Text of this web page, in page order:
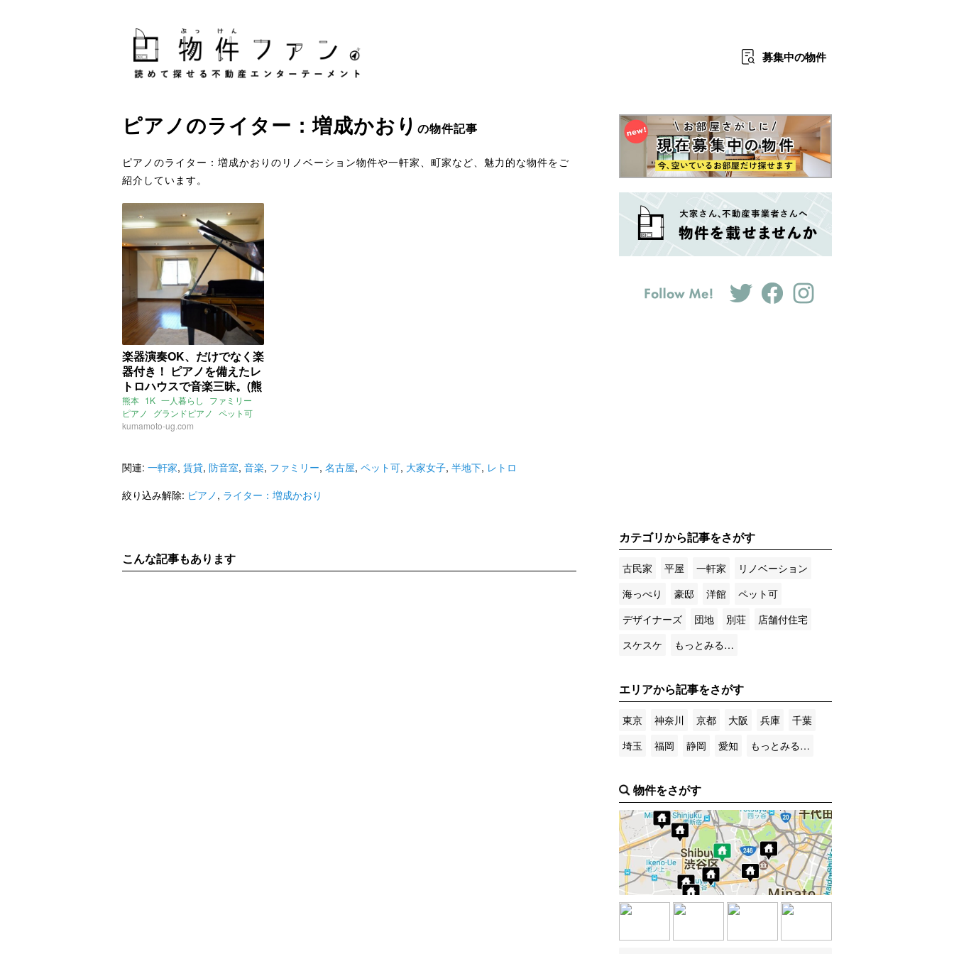
募集中の物件
ピアノのライター：増成かおり の物件記事
ピアノのライター：増成かおりのリノベーション物件や一軒家、町家など、魅力的な物件をご
紹介しています。
楽器演奏OK、だけでなく楽
器付き！ ピアノを備えたレ
トロハウスで音楽三昧。(熊
本市中央区62㎡の賃貸物件)
熊本 1K 一人暮らし
ファミリー
ピアノ
グランドピアノ ペット可
音楽 一軒家 庭 レトロ
熊本電鉄藤崎線
黒髪町駅
ライター：増成かおり
賃貸
kumamoto-ug.com
関連: 一軒家, 賃貸, 防音室, 音楽, ファミリー, 名古屋, ペット可, 大家女子, 半地下, レトロ
絞り込み解除: ピアノ , ライター：増成かおり
こんな記事もあります
カテゴリから記事をさがす
古民家 平屋 一軒家
リノベーション
海っぺり
豪邸 洋館
ペット可
デザイナーズ
団地 別荘
店舗付住宅
スケスケ
もっとみる…
エリアから記事をさがす
東京 神奈川 京都 大阪 兵庫
千葉
埼玉
福岡 静岡 愛知 もっとみる…
物件をさがす